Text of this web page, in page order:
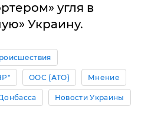
угля в
Украину.
ООС (АТО) Мнение
Новости Украины